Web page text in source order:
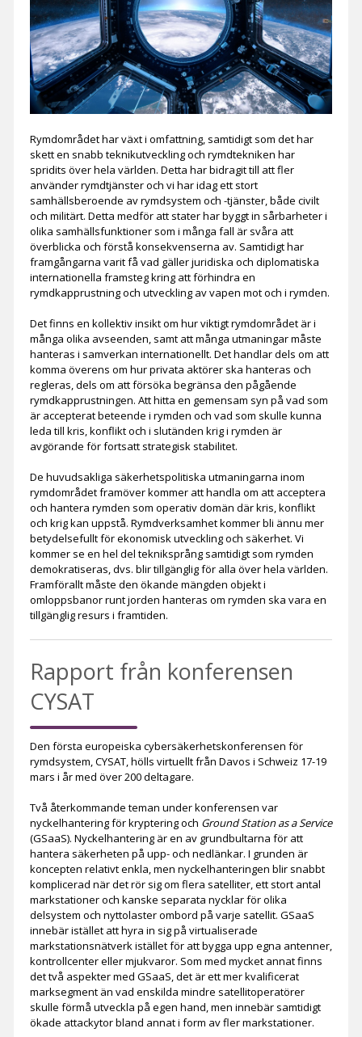
Rymdområdet har växt i omfattning, samtidigt som det har
skett en snabb teknikutveckling och rymdtekniken har
spridits över hela världen. Detta har bidragit till att fler
använder rymdtjänster och vi har idag ett stort
samhällsberoende av rymdsystem och -tjänster, både civilt
och militärt. Detta medför att stater har byggt in sårbarheter i
olika samhällsfunktioner som i många fall är svåra att
överblicka och förstå konsekvenserna av. Samtidigt har
framgångarna varit få vad gäller juridiska och diplomatiska
internationella framsteg kring att förhindra en
rymdkapprustning och utveckling av vapen mot och i rymden.
Det finns en kollektiv insikt om hur viktigt rymdområdet är i
många olika avseenden, samt att många utmaningar måste
hanteras i samverkan internationellt. Det handlar dels om att
komma överens om hur privata aktörer ska hanteras och
regleras, dels om att försöka begränsa den pågående
rymdkapprustningen. Att hitta en gemensam syn på vad som
är accepterat beteende i rymden och vad som skulle kunna
leda till kris, konflikt och i slutänden krig i rymden är
avgörande för fortsatt strategisk stabilitet.
De huvudsakliga säkerhetspolitiska utmaningarna inom
rymdområdet framöver kommer att handla om att acceptera
och hantera rymden som operativ domän där kris, konflikt
och krig kan uppstå. Rymdverksamhet kommer bli ännu mer
betydelsefullt för ekonomisk utveckling och säkerhet. Vi
kommer se en hel del tekniksprång samtidigt som rymden
demokratiseras, dvs. blir tillgänglig för alla över hela världen.
Framförallt måste den ökande mängden objekt i
omloppsbanor runt jorden hanteras om rymden ska vara en
tillgänglig resurs i framtiden.
Rapport från konferensen
CYSAT
Den första europeiska cybersäkerhetskonferensen för
rymdsystem, CYSAT, hölls virtuellt från Davos i Schweiz 17-19
mars i år med över 200 deltagare.
Två återkommande teman under konferensen var
nyckelhantering för kryptering och Ground Station as a Service
(GSaaS). Nyckelhantering är en av grundbultarna för att
hantera säkerheten på upp- och nedlänkar. I grunden är
koncepten relativt enkla, men nyckelhanteringen blir snabbt
komplicerad när det rör sig om flera satelliter, ett stort antal
markstationer och kanske separata nycklar för olika
delsystem och nyttolaster ombord på varje satellit. GSaaS
innebär istället att hyra in sig på virtualiserade
markstationsnätverk istället för att bygga upp egna antenner,
kontrollcenter eller mjukvaror. Som med mycket annat finns
det två aspekter med GSaaS, det är ett mer kvalificerat
marksegment än vad enskilda mindre satellitoperatörer
skulle förmå utveckla på egen hand, men innebär samtidigt
ökade attackytor bland annat i form av fler markstationer.